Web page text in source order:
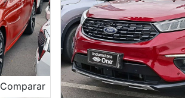
Comparar